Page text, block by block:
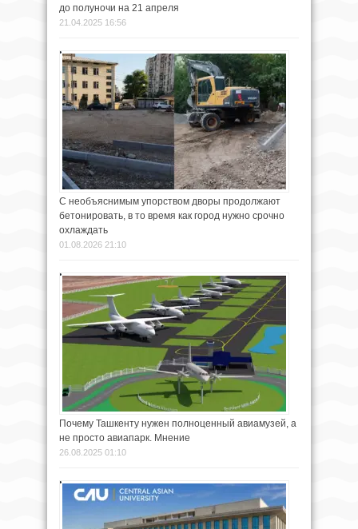
до полуночи на 21 апреля
21.04.2025 16:56
С необъяснимым упорством дворы продолжают
бетонировать, в то время как город нужно срочно
охлаждать
01.08.2026 21:10
Почему Ташкенту нужен полноценный авиамузей, а
не просто авиапарк. Мнение
26.08.2025 01:10